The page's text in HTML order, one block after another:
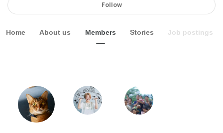
Follow
Home About us Members Stories Job postings